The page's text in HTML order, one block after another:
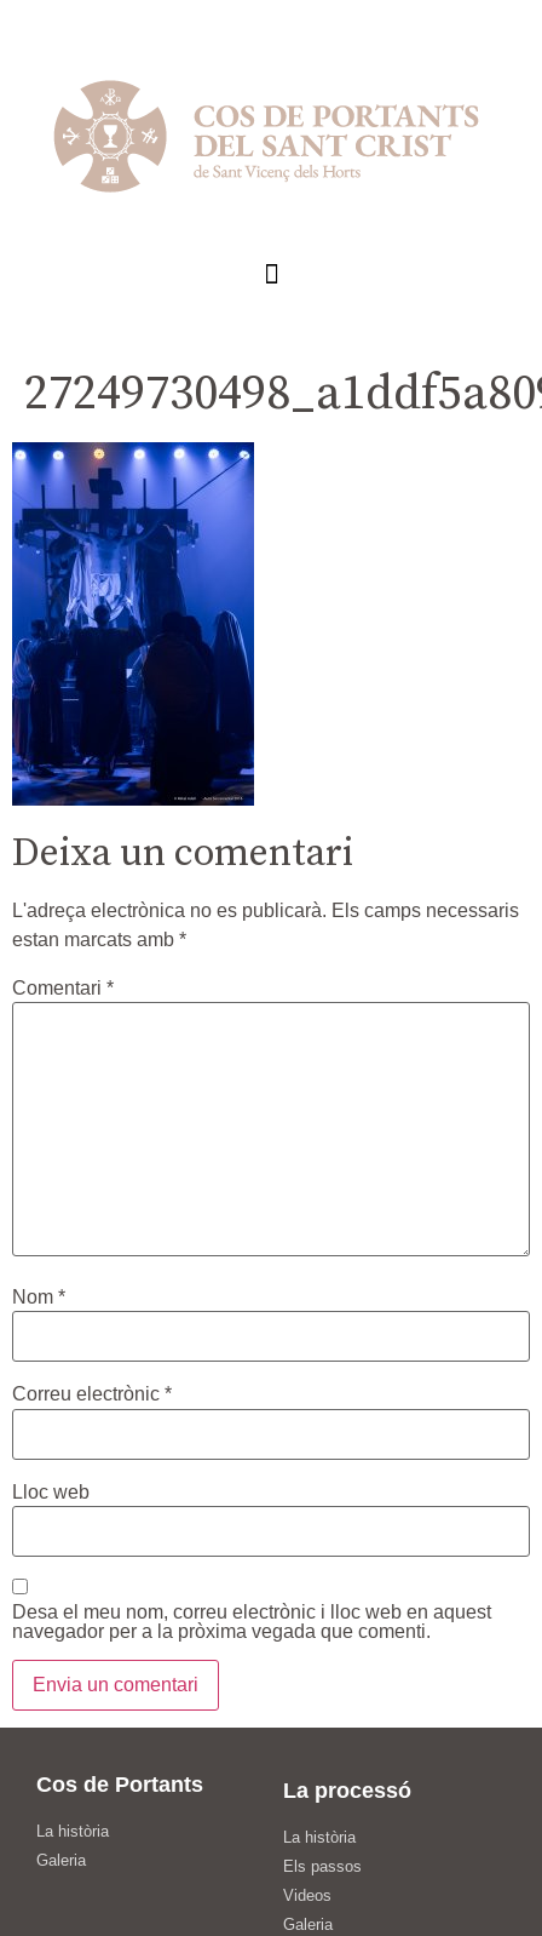
Deixa un comentari
L'adreça electrònica no es publicarà. Els camps necessaris
estan marcats amb *
Comentari *
Nom *
Correu electrònic *
Lloc web
Desa el meu nom, correu electrònic i lloc web en aquest
navegador per a la pròxima vegada que comenti.
Cos de Portants
La història
Galeria
La processó
La història
Els passos
Videos
Galeria